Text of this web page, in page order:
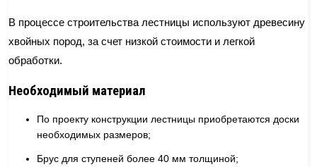
В процессе строительства лестницы используют древесину
хвойных пород, за счет низкой стоимости и легкой
обработки.
Необходимый материал
По проекту конструкции лестницы приобретаются доски
необходимых размеров;
Брус для ступеней более 40 мм толщиной;